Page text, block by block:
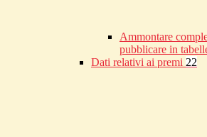
Ammontare
pubblicare in
Dati relativi ai premi 22